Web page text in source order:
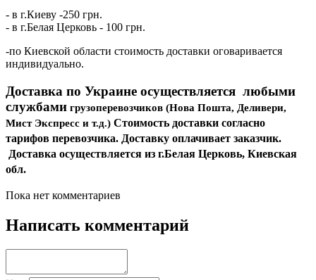
- в г.Киеву -250 грн.
- в г.Белая Церковь - 100 грн.
-по Киевской области стоимость доставки оговаривается
индивидуально.
Доставка по Украине осуществляется любыми
службами грузоперевозчиков (Нова Пошта, Деливери,
Мист Экспресс и т.д.) Стоимость доставки согласно
тарифов перевозчика. Доставку оплачивает заказчик.
Доставка осуществляется из г.Белая Церковь, Киевская
обл.
Пока нет комментариев
Написать комментарий